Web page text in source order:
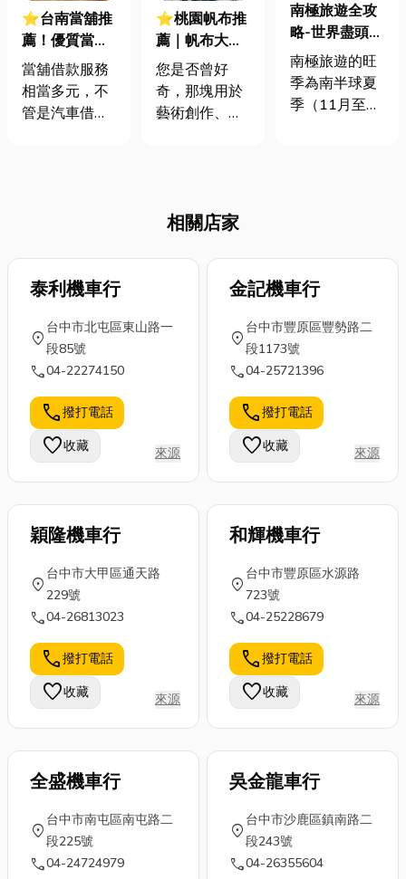
⭐台南當舖推
薦！優質當舖
借款全攻略：
公營 vs. 私營
差異解析
當舖借款服務
相當多元，不
管是汽車借
或是提供工作
證明，申辦當
很快就過了，
那今天小編就
來介紹當舖公
營和私營的差
別，以及在台
南有需要的朋
友，可以找哪
幾家優質的
台...
⭐桃園帆布推
薦｜帆布大解
密：從航海傳
奇到現代廣
告，一窺其多
您是否曾好
奇，那塊用於
藝術創作、時
著多少故事？
似簡單卻無所
不在的材質，
您想像的更精
類探索未知海
帆，到今日點
亮城市角落的
繽紛廣告，帆
布的演變不僅
是技術...
南極旅遊全攻
略-世界盡頭的
奇幻冒險
南極旅遊的旺
季為南半球夏
季（11月至3
烏斯懷亞，穿
越德雷克海
峽，最終抵達
南極，這段旅
程充滿挑戰與
驚喜。此次小
好旅遊與冒險
的朋友們提供
一份詳盡的南
相關店家
泰利機車行
location_on
台中市北屯區東山路一
段85號
call04-22274150
call撥打電話
favorite收藏 來源
金記機車行
location_on
台中市豐原區豐勢路二
段1173號
call04-25721396
call撥打電話
favorite收藏 來源
穎隆機車行
location_on
台中市大甲區通天路
229號
call04-26813023
call撥打電話
favorite收藏 來源
和輝機車行
location_on
台中市豐原區水源路
723號
call04-25228679
call撥打電話
favorite收藏 來源
全盛機車行
location_on
台中市南屯區南屯路二
段225號
call04-24724979
吳金龍車行
location_on
台中市沙鹿區鎮南路二
段243號
call04-26355604